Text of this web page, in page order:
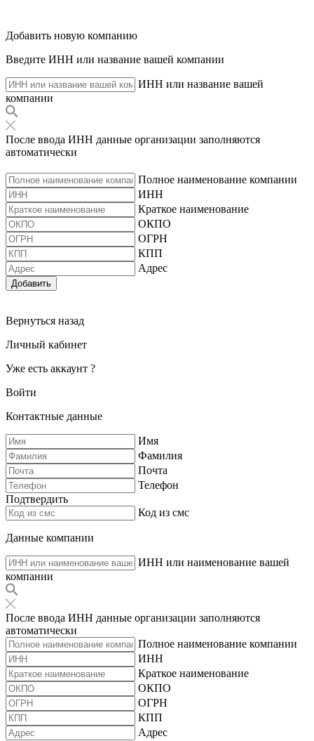
Добавить новую компанию
Введите ИНН или название вашей компании
ИНН или название вашей
компании
После ввода ИНН данные организации заполняются
автоматически
Полное наименование компании
ИНН
Краткое наименование
ОКПО
ОГРН
КПП
Адрес
Добавить
Вернуться назад
Личный кабинет
Уже есть аккаунт ?
Войти
Контактные данные
Имя
Фамилия
Почта
Телефон
Подтвердить
Код из смс
Данные компании
ИНН или наименование вашей
компании
После ввода ИНН данные организации заполняются
автоматически
Полное наименование компании
ИНН
Краткое наименование
ОКПО
ОГРН
КПП
Адрес